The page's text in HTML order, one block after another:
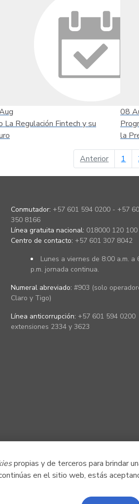
propias y de terceros para brindar
en el sitio web, estás
La Regulación Fintech y su
08
la
Anteriorpágina
1
Conmutador: +57 601 594 0200 - +57
350 8166
Línea gratuita nacional: 018000 120 100
Centro de contacto: +57 601 307 8042
Lunes a viernes de 8:00 a.m. a
p.m. jornada continua.
Numeral abreviado: #903 (solo
Claro y Tigo)
Línea anticorrupción: +57 601 594 0200
extensiones 2334 y 3623